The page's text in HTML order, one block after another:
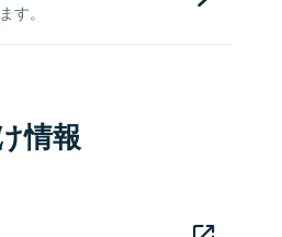
す。
情報